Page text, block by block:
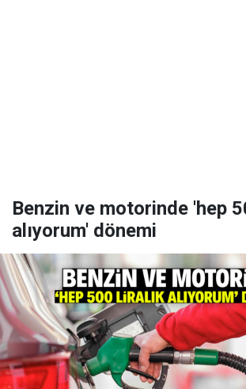
Benzin ve motorinde 'hep
alıyorum' dönemi